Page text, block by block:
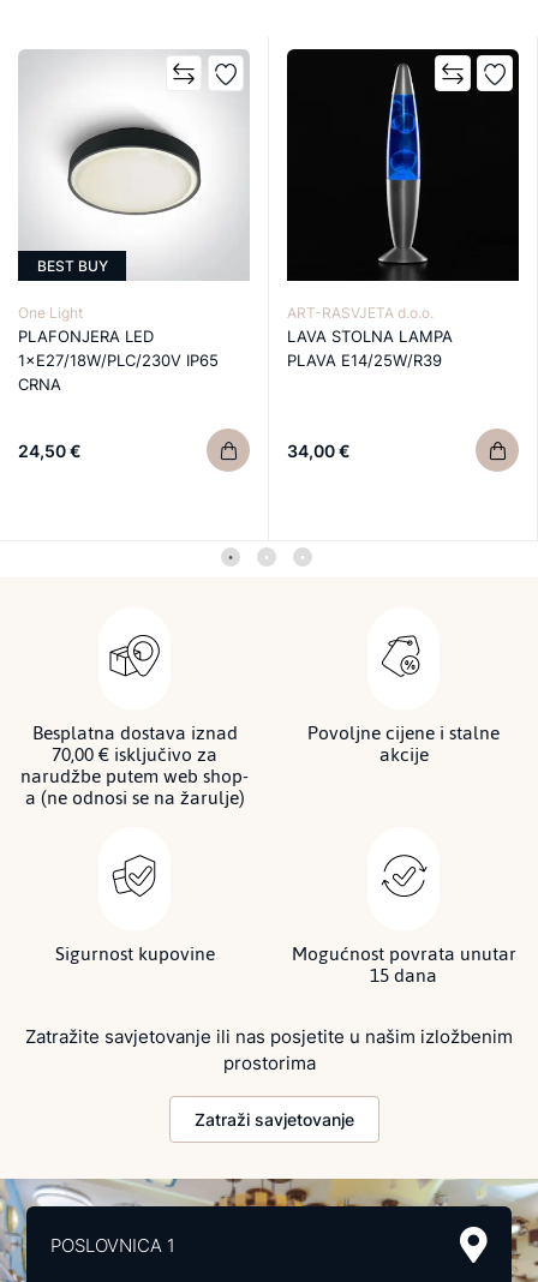
BEST BUY
One Light
PLAFONJERA LED
1×E27/18W/PLC/230V IP65
CRNA
24,50 €
ART-RASVJETA d.o.o.
LAVA STOLNA LAMPA
PLAVA E14/25W/R39
34,00 €
Besplatna dostava iznad
70,00 € isključivo za
narudžbe putem web shop-
a (ne odnosi se na žarulje)
Povoljne cijene i stalne
akcije
Sigurnost kupovine Mogućnost povrata unutar
15 dana
Zatražite savjetovanje ili nas posjetite u našim izložbenim
prostorima
Zatraži savjetovanje
POSLOVNICA 1